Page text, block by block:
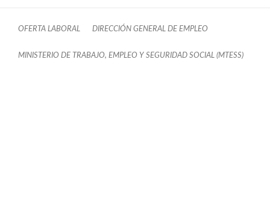
OFERTA LABORAL DIRECCIÓN GENERAL DE EMPLEO
MINISTERIO DE TRABAJO, EMPLEO Y SEGURIDAD SOCIAL (MTESS)